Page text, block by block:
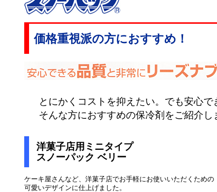
価格重視派の方におすすめ！
とにかくコストを抑えたい。でも安心
そんな方におすすめの保冷剤をご紹介し
洋菓子店用ミニタイプ
スノーパック ベリー
ケーキ屋さんなど、洋菓子店でお手軽にお使いいただくための
可愛いデザインに仕上げました。